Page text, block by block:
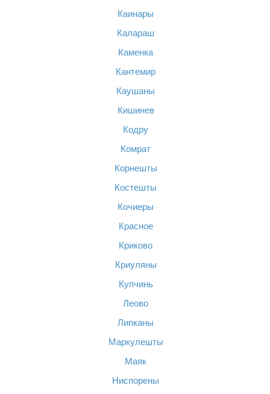
Каинары
Калараш
Каменка
Кантемир
Каушаны
Кишинев
Кодру
Комрат
Корнешты
Костешты
Кочиеры
Красное
Криково
Криуляны
Купчинь
Леово
Липканы
Маркулешты
Маяк
Ниспорены